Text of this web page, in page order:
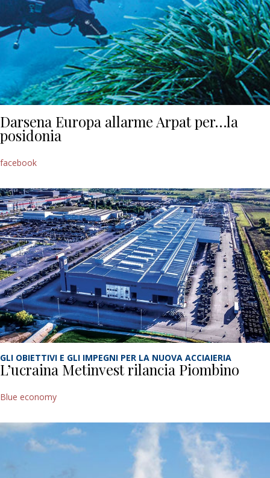
Darsena Europa allarme Arpat per…la
posidonia
facebook
GLI OBIETTIVI E GLI IMPEGNI PER LA NUOVA ACCIAIERIA
L’ucraina Metinvest rilancia Piombino
Blue economy